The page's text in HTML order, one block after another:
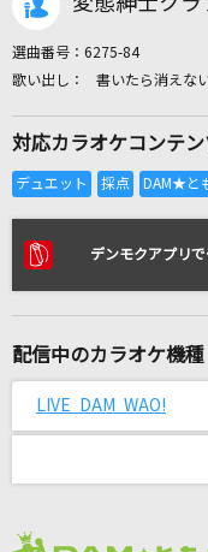
リアルタ
ながれ花
シングルベッド
選曲番号： 6275-84
書いたら消えな
対応カラオケコンテン
デンモクアプリで
配信中のカラオケ機種
LIVE DAM WAO!